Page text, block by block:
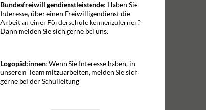
Bundesfreiwilligendienstleistende: Haben Sie
Interesse, über einen Freiwilligendienst die
Arbeit an einer Förderschule kennenzulernen?
Dann melden Sie sich gerne bei uns.
Logopäd:innen: Wenn Sie Interesse haben, in
unserem Team mitzuarbeiten, melden Sie sich
gerne bei der Schulleitung